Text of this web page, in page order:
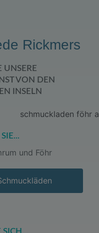
Rickmers
UNSERE
VON DEN
INSELN
und Föhr